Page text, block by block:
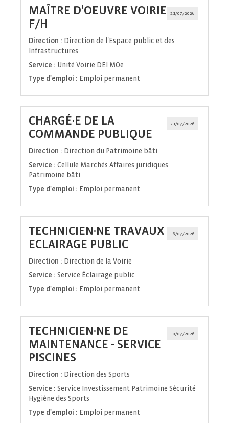
21/07/2026
MAÎTRE D'OEUVRE VOIRIE
F/H
fenêtre)
Direction : Direction de l'Espace public et des
Infrastructures
Service : Unité Voirie DEI MOe
Type d'emploi : Emploi permanent
21/07/2026
CHARGÉ·E DE LA
COMMANDE PUBLIQUE
fenêtre)
Direction : Direction du Patrimoine bâti
Service : Cellule Marchés Affaires juridiques
Patrimoine bâti
Type d'emploi : Emploi permanent
16/07/2026
TECHNICIEN·NE TRAVAUX
ECLAIRAGE PUBLIC(Nouvelle
fenêtre)
Direction : Direction de la Voirie
Service : Service Éclairage public
Type d'emploi : Emploi permanent
10/07/2026
TECHNICIEN·NE DE
MAINTENANCE - SERVICE
PISCINES
fenêtre)
Direction : Direction des Sports
Service : Service Investissement Patrimoine Sécurité
Hygiène des Sports
Type d'emploi : Emploi permanent